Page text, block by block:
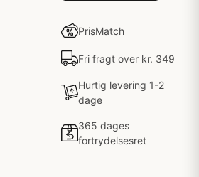
PrisMatch
Fri fragt over kr. 349
Hurtig levering 1-2
dage
365 dages
fortrydelsesret